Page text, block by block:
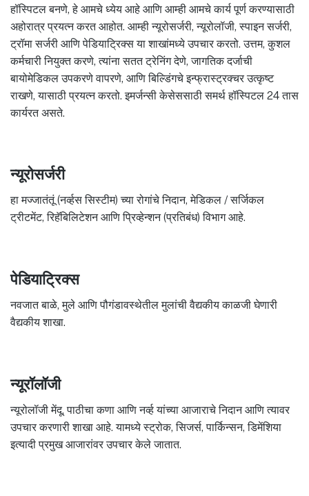
हॉस्पिटल बनणे, हे आमचे ध्येय आहे आणि आम्ही आमचे कार्य पूर्ण करण्यासाठी
अहोरात्र प्रयत्न करत आहोत. आम्ही न्यूरोसर्जरी, न्यूरोलॉजी, स्पाइन सर्जरी,
ट्रॉमा सर्जरी आणि पेडियाट्रिक्स या शाखांमध्ये उपचार करतो. उत्तम, कुशल
कर्मचारी नियुक्त करणे, त्यांना सतत ट्रेनिंग देणे, जागतिक दर्जाची
बायोमेडिकल उपकरणे वापरणे, आणि बिल्डिंगचे इन्फ्रास्ट्रक्चर उत्कृष्ट
राखणे, यासाठी प्रयत्न करतो. इमर्जन्सी केसेससाठी समर्थ हॉस्पिटल 24 तास
कार्यरत असते.
न्यूरोसर्जरी
हा मज्जातंतूं (नर्व्हस सिस्टीम) च्या रोगांचे निदान, मेडिकल / सर्जिकल
ट्रीटमेंट, रिहॅबिलिटेशन आणि प्रिव्हेन्शन (प्रतिबंध) विभाग आहे.
पेडियाट्रिक्स
नवजात बाळे, मुले आणि पौगंडावस्थेतील मुलांची वैद्यकीय काळजी घेणारी
वैद्यकीय शाखा.
न्यूरॉलॉजी
न्यूरोलॉजी मेंदू, पाठीचा कणा आणि नर्व्ह यांच्या आजाराचे निदान आणि त्यावर
उपचार करणारी शाखा आहे. यामध्ये स्ट्रोक, सिजर्स, पार्किन्सन, डिमेंशिया
इत्यादी प्रमुख आजारांवर उपचार केले जातात.